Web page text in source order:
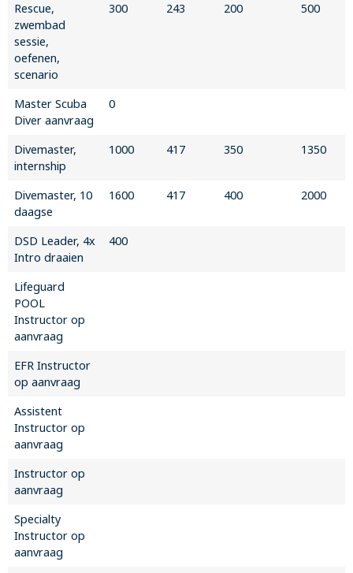
Rescue,
zwembad
sessie,
oefenen,
scenario
300 243 200 500
Master Scuba
Diver aanvraag
0
Divemaster,
internship
1000 417 350 1350
Divemaster, 10
daagse
1600 417 400 2000
DSD Leader, 4x
Intro draaien
400
Lifeguard
POOL
Instructor op
aanvraag
EFR Instructor
op aanvraag
Assistent
Instructor op
aanvraag
Instructor op
aanvraag
Specialty
Instructor op
aanvraag